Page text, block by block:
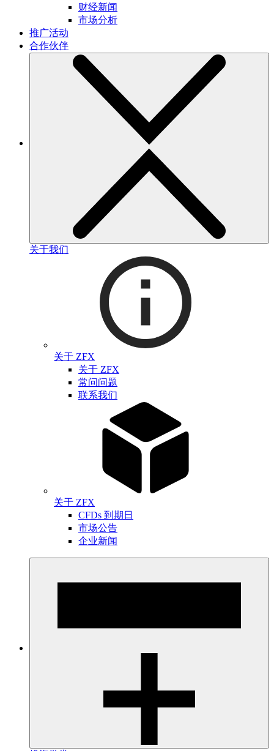
财经新闻
市场分析
推广活动
合作伙伴
关于我们
关于 ZFX
关于 ZFX
常问问题
联系我们
关于 ZFX
CFDs 到期日
市场公告
企业新闻